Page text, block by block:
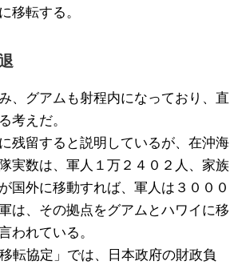
移転する。
、グアムも射程内になっており、直
考えだ。
残留すると説明しているが、在沖海
実数は、軍人１万２４０２人、家族
国外に移動すれば、軍人は３０００
は、その拠点をグアムとハワイに移
われている。
転協定」では、日本政府の財政負